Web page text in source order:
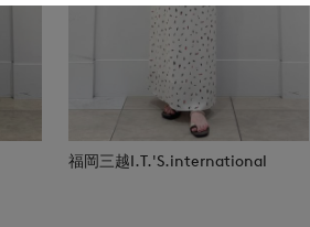
福岡三越I.T.'S.international